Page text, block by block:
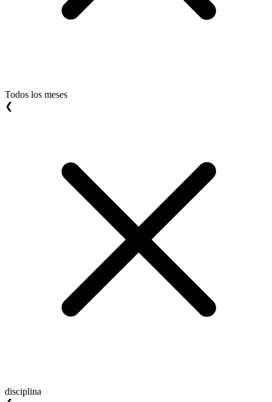
Todos los meses
❮
disciplina